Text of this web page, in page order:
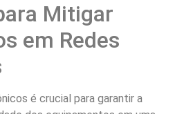
Mitigar
em Redes
é crucial para garantir a